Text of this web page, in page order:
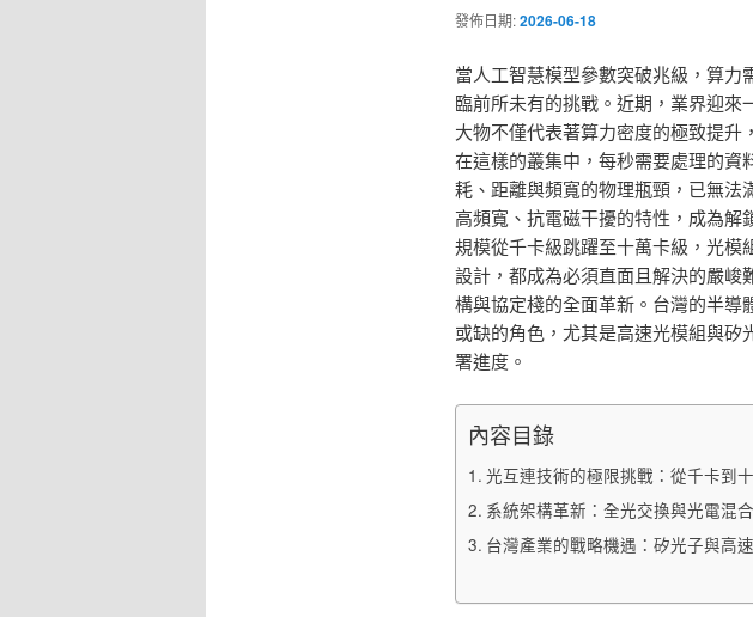
發佈日期:2026-06-18
當人工智慧模型參數突破兆級，算
臨前所未有的挑戰。近期，業界迎
大物不僅代表著算力密度的極致提升
在這樣的叢集中，每秒需要處理的資
耗、距離與頻寬的物理瓶頸，已無法
高頻寬、抗電磁干擾的特性，成為
規模從千卡級跳躍至十萬卡級，光
設計，都成為必須直面且解決的嚴峻
構與協定棧的全面革新。台灣的半
或缺的角色，尤其是高速光模組與
署進度。
內容目錄
光互連技術的極限挑戰：從千卡到
系統架構革新：全光交換與光電混
台灣產業的戰略機遇：矽光子與高